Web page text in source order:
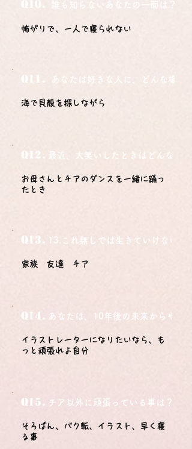
Q10. 誰も知らないあなたの一面は？
怖がりで、一人で寝られない
Q11. あなたは好きな人に、どんな場所
海で貝殻を探しながら
Q12. 最近、大笑いしたときはどんな時？
お母さんとチアのダンスを一緒に踊っ
たとき
Q13. 13.これ無しでは生きていけないモ
家族 友達 チア
Q14. あなたは、10年後の未来からやっ
イラストレーターになりたいなら、も
っと頑張れよ自分
Q15. チア以外に頑張っている事は？
そろばん、バク転、イラスト、早く寝
る事